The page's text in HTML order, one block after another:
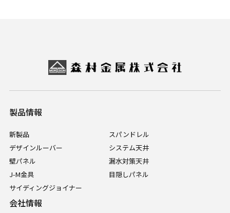
製品情報
新製品
スパンドレル
デザインルーバー
システム天井
壁パネル
漏水対策天井
J-M金具
目隠しパネル
サイディングジョイナー
会社情報